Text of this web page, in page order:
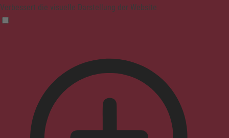
Verbessert die visuelle Darstellung der Website